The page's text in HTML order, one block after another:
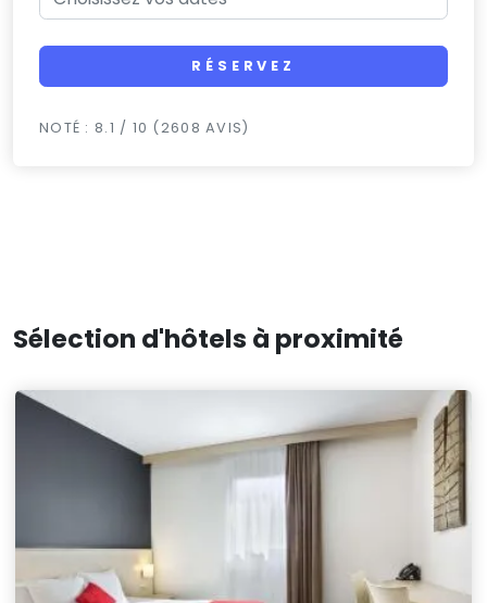
RÉSERVEZ
NOTÉ : 8.1 / 10 (2608 AVIS)
Sélection d'hôtels à proximité